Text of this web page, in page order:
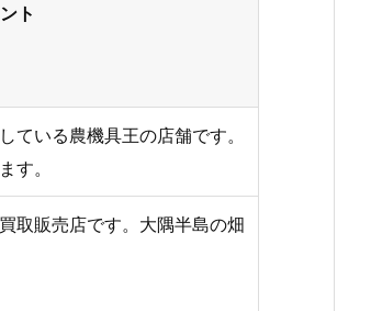
ト
ている農機具王の店舗です。
す。
取販売店です。大隅半島の畑